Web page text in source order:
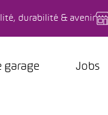
durabilité & avenir
garage Jobs